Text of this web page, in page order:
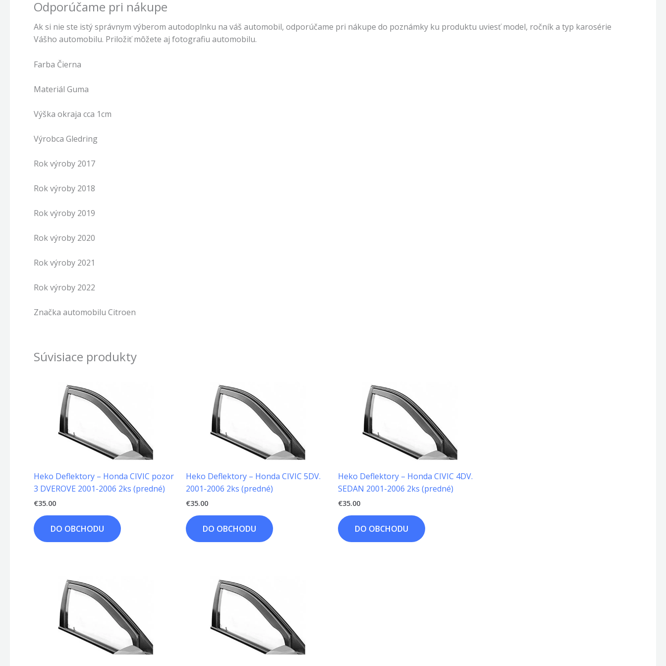
Odporúčame pri nákupe
Ak si nie ste istý správnym výberom autodoplnku na váš automobil, odporúčame pri nákupe do poznámky ku produktu uviesť model, ročník a typ karosérie
Vášho automobilu. Priložiť môžete aj fotografiu automobilu.
Farba Čierna
Materiál Guma
Výška okraja cca 1cm
Výrobca Gledring
Rok výroby 2017
Rok výroby 2018
Rok výroby 2019
Rok výroby 2020
Rok výroby 2021
Rok výroby 2022
Značka automobilu Citroen
Súvisiace produkty
Heko Deflektory – Honda CIVIC pozor
3 DVEROVE 2001-2006 2ks (predné)
€35.00
DO OBCHODU
Heko Deflektory – Honda CIVIC 5DV.
2001-2006 2ks (predné)
€35.00
DO OBCHODU
Heko Deflektory – Honda CIVIC 4DV.
SEDAN 2001-2006 2ks (predné)
€35.00
DO OBCHODU